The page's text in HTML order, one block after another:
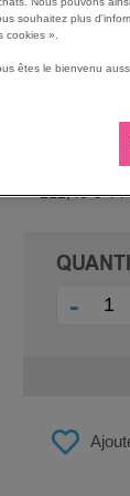
212,40 €
-
souhaitez plus
cookies ».
êtes le bienvenu